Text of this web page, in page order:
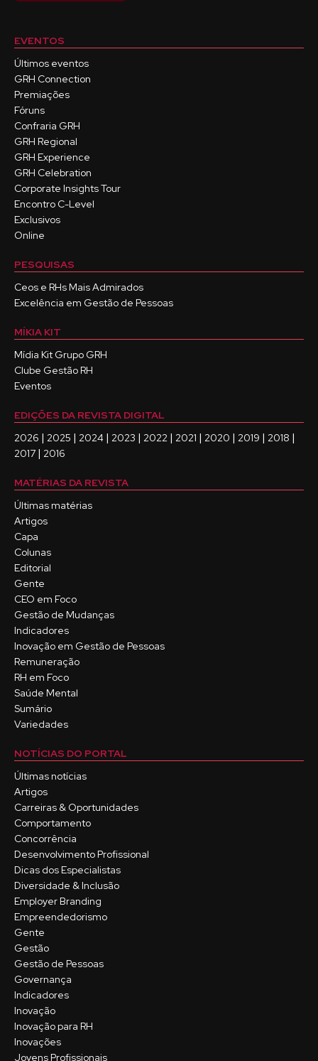
EVENTOS
Últimos eventos
GRH Connection
Premiações
Fóruns
Confraria GRH
GRH Regional
GRH Experience
GRH Celebration
Corporate Insights Tour
Encontro C-Level
Exclusivos
Online
PESQUISAS
Ceos e RHs Mais Admirados
Excelência em Gestão de Pessoas
MÍKIA KIT
Mídia Kit Grupo GRH
Clube Gestão RH
Eventos
EDIÇÕES DA REVISTA DIGITAL
2026 | 2025 | 2024 | 2023 | 2022 | 2021 | 2020 | 2019 | 2018 |
2017 | 2016
MATÉRIAS DA REVISTA
Últimas matérias
Artigos
Capa
Colunas
Editorial
Gente
CEO em Foco
Gestão de Mudanças
Indicadores
Inovação em Gestão de Pessoas
Remuneração
RH em Foco
Saúde Mental
Sumário
Variedades
NOTÍCIAS DO PORTAL
Últimas notícias
Artigos
Carreiras & Oportunidades
Comportamento
Concorrência
Desenvolvimento Profissional
Dicas dos Especialistas
Diversidade & Inclusão
Employer Branding
Empreendedorismo
Gente
Gestão
Gestão de Pessoas
Governança
Indicadores
Inovação
Inovação para RH
Inovações
Jovens Profissionais